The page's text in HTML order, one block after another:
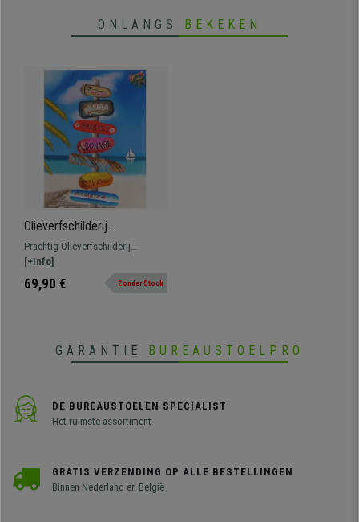
ONLANGS BEKEKEN
Olieverfschilderij
PARADIJZEN, Hand
Geschilderd 100x75 cm
Prachtig Olieverfschilderij
PARADIJZEN. Handgemaakt,
perfect voor het decoreren van
werkruimtes.
[+Info]
69,90 € Zonder Stock
GARANTIE BUREAUSTOELPRO
DE BUREAUSTOELEN SPECIALIST
Het ruimste assortiment
GRATIS VERZENDING OP ALLE BESTELLINGEN
Binnen Nederland en België